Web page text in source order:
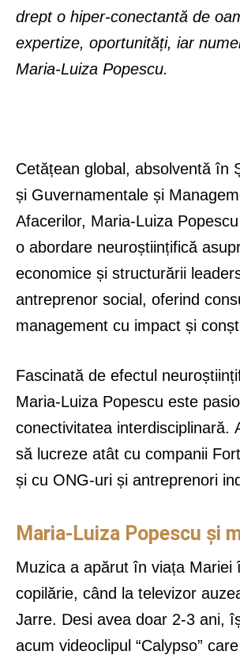
drept o hiper-conectantă de
expertize, oportunități, iar
Maria-Luiza Popescu.
Cetățean global, absolventă în
și Guvernamentale și
Afacerilor, Maria-Luiza
o abordare neuroștiințifică
economice și structurării
antreprenor social, oferind
management cu impact și
Fascinată de efectul
Maria-Luiza Popescu este
conectivitatea interdisciplinară.
să lucreze atât cu companii
și cu ONG-uri și antreprenori
Maria-Luiza Popescu și
Muzica a apărut în viața Mariei
copilărie, când la televizor
Jarre. Desi avea doar 2-3 ani,
acum videoclipul “Calypso”